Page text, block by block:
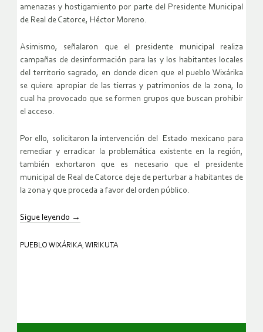
amenazas y hostigamiento por parte del Presidente Municipal
de Real de Catorce, Héctor Moreno.
Asimismo, señalaron que el presidente municipal realiza
campañas de desinformación para las y los habitantes locales
del territorio sagrado, en donde dicen que el pueblo Wixárika
se quiere apropiar de las tierras y patrimonios de la zona, lo
cual ha provocado que se formen grupos que buscan prohibir
el acceso.
Por ello, solicitaron la intervención del Estado mexicano para
remediar y erradicar la problemática existente en la región,
también exhortaron que es necesario que el presidente
municipal de Real de Catorce deje de perturbar a habitantes de
la zona y que proceda a favor del orden público.
Sigue leyendo →
PUEBLO WIXÁRIKA, WIRIKUTA